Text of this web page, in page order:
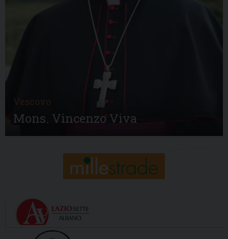
Vescovo
Mons. Vincenzo Viva